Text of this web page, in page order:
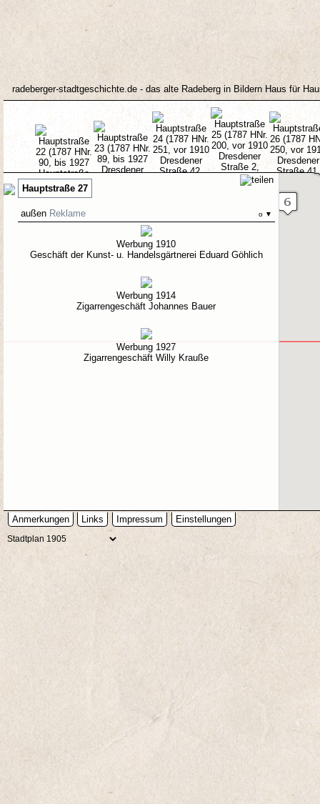
radeberger-stadtgeschichte.de - das alte Radeberg in Bildern Haus für
Hauptstraße 27
außen Reklame o ▼
Werbung 1910
Geschäft der Kunst- u. Handelsgärtnerei Eduard Göhlich
Werbung 1914
Zigarrengeschäft Johannes Bauer
Werbung 1927
Zigarrengeschäft Willy Krauße
Anmerkungen Links Impressum Einstellungen